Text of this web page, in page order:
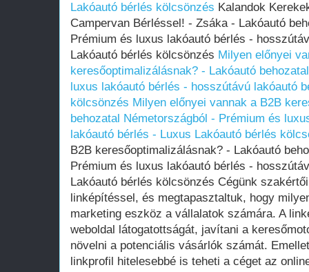
Lakóautó bérlés kölcsönzés Kalandok
Campervan Bérléssel! - Zsáka - Lakóautó
Prémium és luxus lakóautó bérlés -
Lakóautó bérlés kölcsönzés Milyen előnyei
keresőoptimalizálásnak? - Lakóautó
luxus lakóautó bérlés - hosszútávú lakóautó
kölcsönzés Milyen előnyei vannak a B2B
behozatal Németországból - Prémium és
lakóautó bérlés - Luxus Lakóautó bérlés
B2B keresőoptimalizálásnak? - Lakóautó
Prémium és luxus lakóautó bérlés -
Lakóautó bérlés kölcsönzés Cégünk
linképítéssel, és megtapasztaltuk, hogy
marketing eszköz a vállalatok számára. A
weboldal látogatottságát, javítani a
növelni a potenciális vásárlók számát.
linkprofil hitelesebbé is teheti a céget az